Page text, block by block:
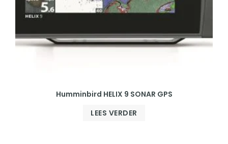
Humminbird HELIX 9 SONAR GPS
LEES VERDER